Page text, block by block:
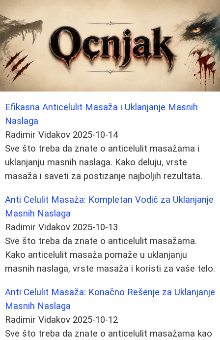
Efikasna Anticelulit Masaža i Uklanjanje Masnih
Naslaga
Radimir Vidakov 2025-10-14
Sve što treba da znate o anticelulit masažama i
uklanjanju masnih naslaga. Kako deluju, vrste
masaža i saveti za postizanje najboljih rezultata.
Anti Celulit Masaža: Kompletan Vodič za Uklanjanje
Masnih Naslaga
Radimir Vidakov 2025-10-13
Sve što treba da znate o anticelulit masažama.
Kako anticelulit masaža pomaže u uklanjanju
masnih naslaga, vrste masaža i koristi za vaše telo.
Anti Celulit Masaža: Konačno Rešenje za Uklanjanje
Masnih Naslaga
Radimir Vidakov 2025-10-12
Sve što treba da znate o anticelulit masažama kao